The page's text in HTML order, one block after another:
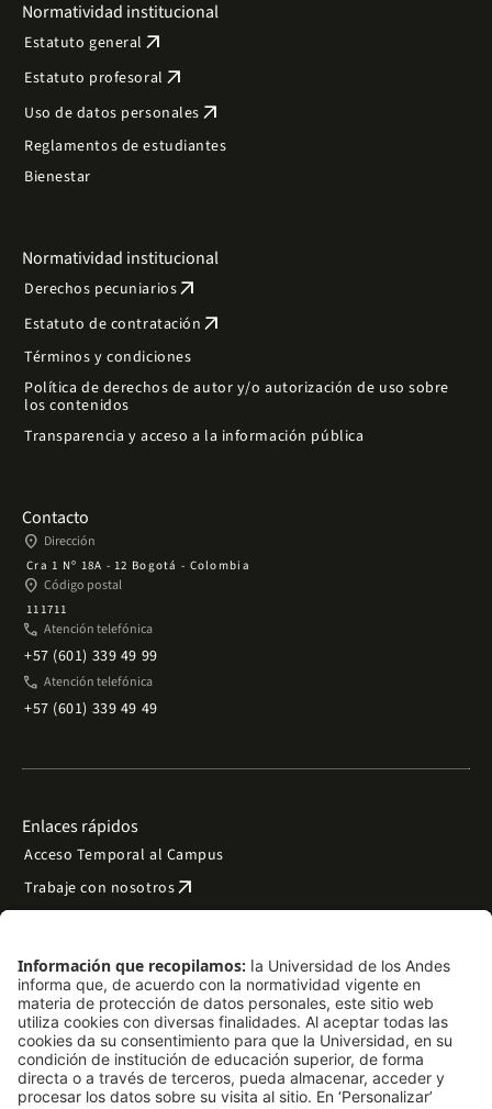
Normatividad institucional
Estatuto general arrow_outward
Estatuto profesoral arrow_outward
Uso de datos personales arrow_outward
Reglamentos de estudiantes
Bienestar
Normatividad institucional
Derechos pecuniariosarrow_outward
Estatuto de contratación arrow_outward
Términos y condiciones
Política de derechos de autor y/o autorización de uso sobre
los contenidos
Transparencia y acceso a la información pública
Contacto
place Dirección
Cra 1 Nº 18A - 12 Bogotá - Colombia
place Código postal
111711
phone Atención telefónica
+57 (601) 339 49 99
phone Atención telefónica
+57 (601) 339 49 49
Enlaces rápidos
Acceso Temporal al Campus
Trabaje con nosotrosarrow_outward
Preguntas frecuentes
Filantropía y donacionesarrow_outward
Mapa del sitio arrow_outward